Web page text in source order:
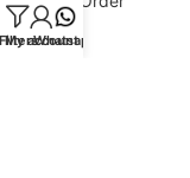
Blog
My account
Whatsapp